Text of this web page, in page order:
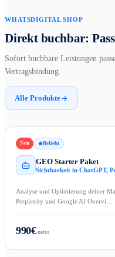
WHATSDIGITAL SHOP
Direkt buchbar:
Sofort buchbare Leistungen
Vertragsbindung.
Alle Produkte
Neu Beliebt
GEO Starter Paket
Sichtbarkeit in ChatGPT,
Analyse und Optimierung deiner
Perplexity und Google AI Overvi…
990€netto